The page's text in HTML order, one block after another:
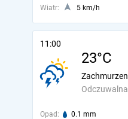
Wiatr:
5 km/h
11:00
23°C
Odczuwalna
Opad: 0.1 mm